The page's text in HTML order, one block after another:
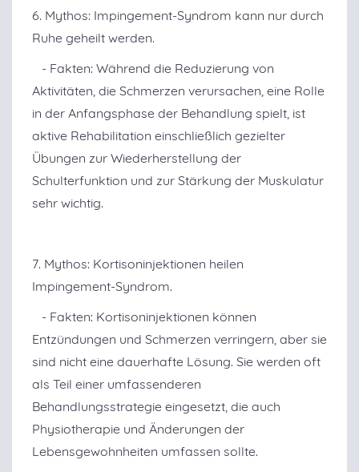
6. Mythos: Impingement-Syndrom kann nur durch
Ruhe geheilt werden.
- Fakten: Während die Reduzierung von
Aktivitäten, die Schmerzen verursachen, eine Rolle
in der Anfangsphase der Behandlung spielt, ist
aktive Rehabilitation einschließlich gezielter
Übungen zur Wiederherstellung der
Schulterfunktion und zur Stärkung der Muskulatur
sehr wichtig.
7. Mythos: Kortisoninjektionen heilen
Impingement-Syndrom.
- Fakten: Kortisoninjektionen können
Entzündungen und Schmerzen verringern, aber sie
sind nicht eine dauerhafte Lösung. Sie werden oft
als Teil einer umfassenderen
Behandlungsstrategie eingesetzt, die auch
Physiotherapie und Änderungen der
Lebensgewohnheiten umfassen sollte.